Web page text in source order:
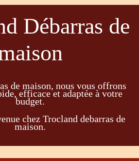
Débarras de
de maison, nous vous offrons
efficace et adaptée à votre
budget.
chez Trocland debarras de
maison.